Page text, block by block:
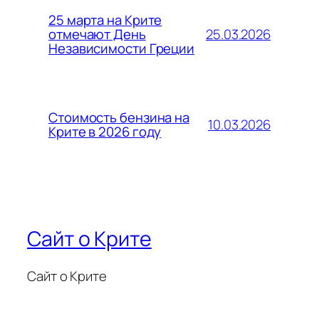
25 марта на Крите
отмечают День
Независимости Греции
25.03.2026
Стоимость бензина на
Крите в 2026 году 10.03.2026
Сайт о Крите
Сайт о Крите